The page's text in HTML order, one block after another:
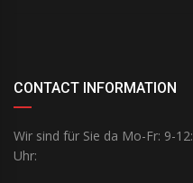
CONTACT INFORMATION
Wir sind für Sie da Mo-Fr: 9-
Uhr: